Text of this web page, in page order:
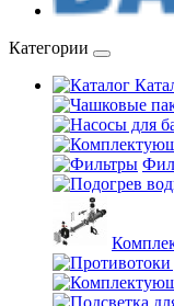
Категории